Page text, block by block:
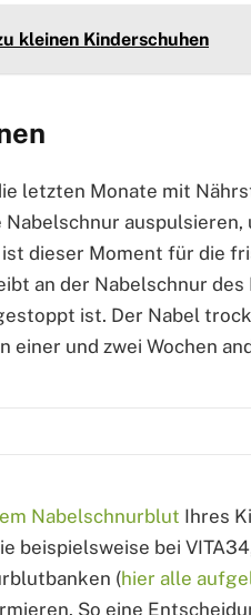
kleinen Kinderschuhen
letzten Monate mit
auspulsieren,
dieser Moment für die
an der Nabelschnur des
ist. Der Nabel
einer und zwei Wochen
Nabelschnurblut Ihres
beispielsweise bei
(hier alle
So eine